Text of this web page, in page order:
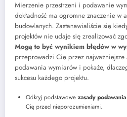
Mierzenie przestrzeni i podawanie
dokładność ma ogromne znaczenie w
budowlanych. Zastanawialiście się
projektów nie udaje się zrealizować
Mogą to być wynikiem błędów w
przeprowadzi Cię przez najważniejsze
podawania wymiarów i pokaże,
sukcesu każdego projektu.
Odkryj podstawowe zasady
Cię przed nieporozumieniami.